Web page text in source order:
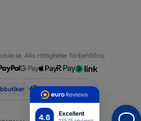
4.6 Excellent
Alla rättigheter förbehållna.
Top4Mobile.se